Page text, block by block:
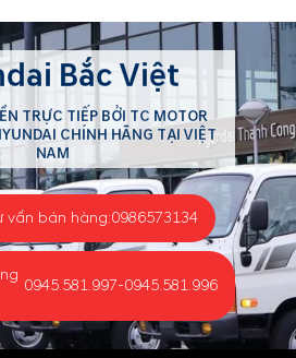
Bắc Việt
TRỰC TIẾP BỞI TC MOTOR
CHÍNH HÃNG TẠI VIỆT
NAM
vấn bán hàng:0986573134
0945.581.997-0945.581.996